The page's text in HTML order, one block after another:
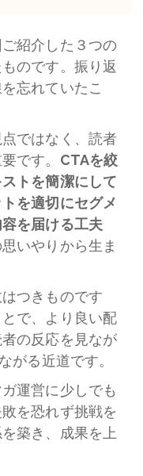
紹介した３つの
のです。振り返
忘れていたこ
ではなく、読者
です。 CTAを絞
トを簡潔にして
を適切にセグメ
を届ける工夫
いやりから生ま
つきものです
で、より良い配
の反応を見なが
がる近道です。
運営に少しでも
を恐れず挑戦を
築き、成果を上